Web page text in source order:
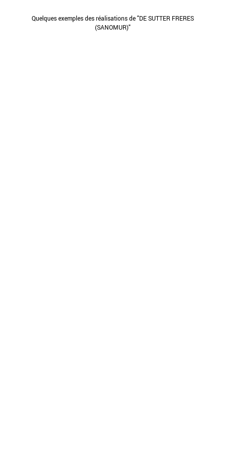
Quelques exemples des réalisations de "DE SUTTER FRERES
(SANOMUR)"